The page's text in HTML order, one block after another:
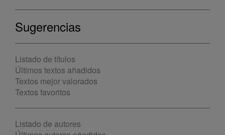
Sugerencias
Listado de títulos
Últimos textos añadidos
Textos mejor valorados
Textos favoritos
Listado de autores